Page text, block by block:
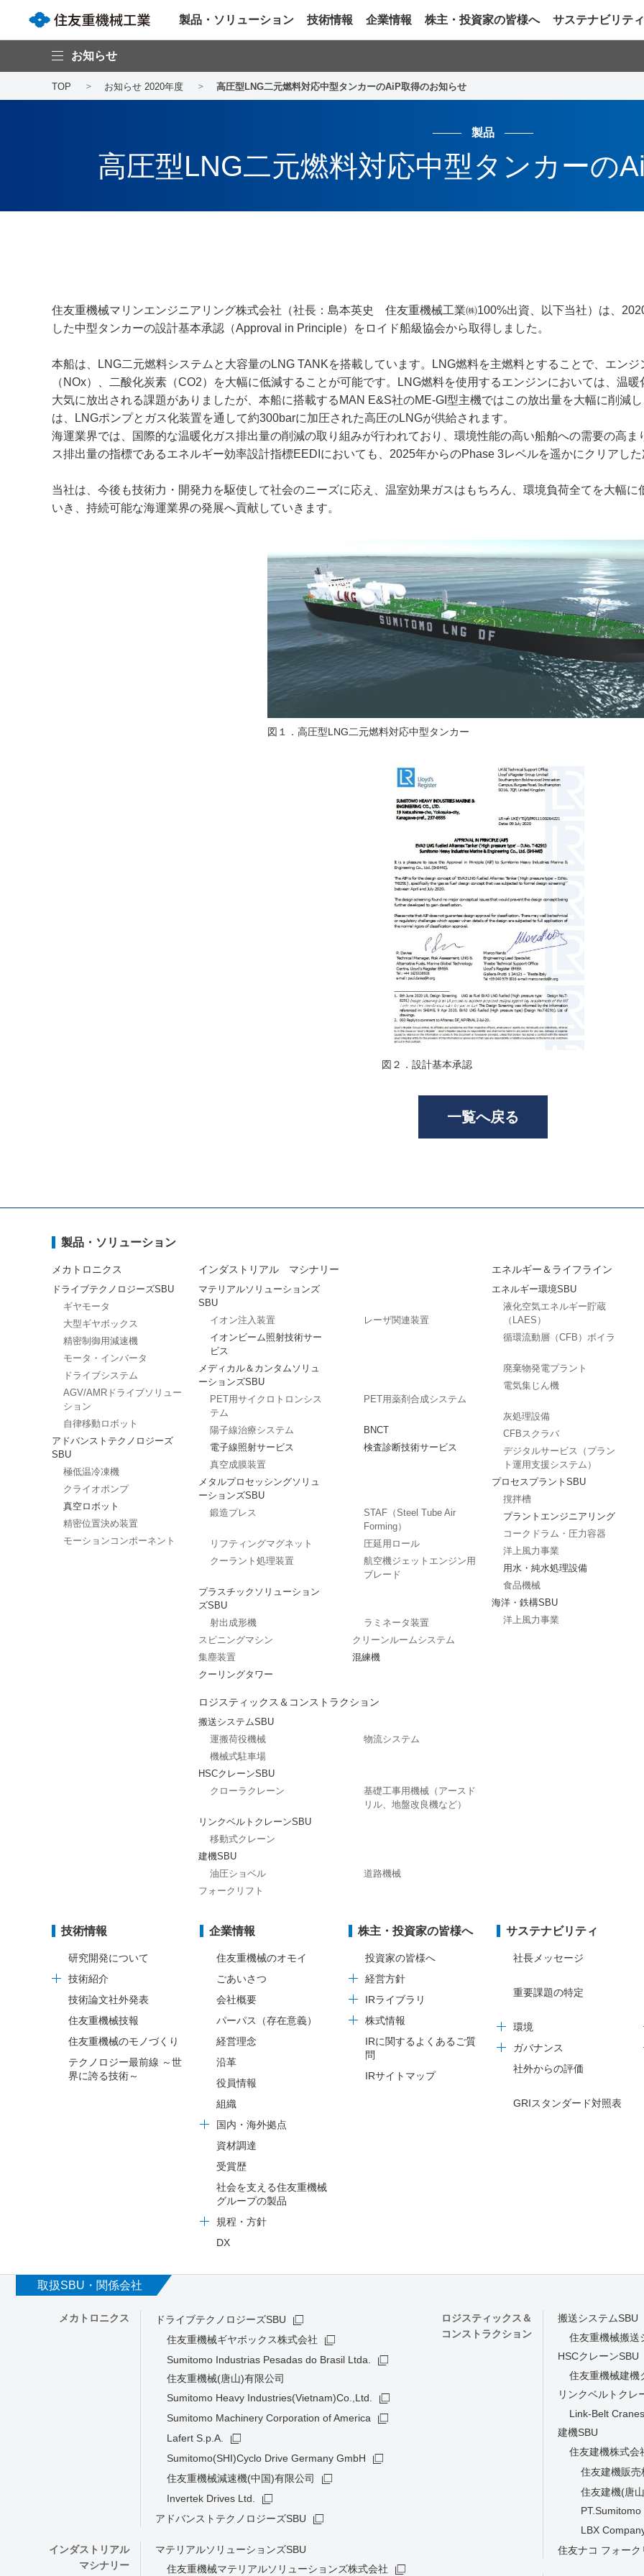
製品・ソリューション 技術情報 企業情報 株主・投資家の皆様へ サステナビリティ
お知らせ
TOP お知らせ 2020年度 高圧型LNG二元燃料対応中型タンカーのAiP取得のお知らせ
製品
高圧型LNG二元燃料対応中型タンカーの
住友重機械マリンエンジニアリング株式会社（社長：島本英史 住友重機械工業㈱100%出資、以下当社）は、
した中型タンカーの設計基本承認（Approval in Principle）をロイド船級協会から取得しました。
本船は、LNG二元燃料システムと大容量のLNG TANKを搭載しています。LNG燃料を主燃料とすることで、エン
（NOx）、二酸化炭素（CO2）を大幅に低減することが可能です。LNG燃料を使用するエンジンにおいては、温
大気に放出される課題がありましたが、本船に搭載するMAN E&S社のME-GI型主機ではこの放出量を大幅に削減
は、LNGポンプとガス化装置を通して約300barに加圧された高圧のLNGが供給されます。
海運業界では、国際的な温暖化ガス排出量の削減の取り組みが行われており、環境性能の高い船舶への需要の高
ス排出量の指標であるエネルギー効率設計指標EEDIにおいても、2025年からのPhase 3レベルを遥かにクリアし
当社は、今後も技術力・開発力を駆使して社会のニーズに応え、温室効果ガスはもちろん、環境負荷全てを大幅
いき、持続可能な海運業界の発展へ貢献していきます。
図１．高圧型LNG二元燃料対応中型タンカー
図２．設計基本承認
一覧へ戻る
製品・ソリューション
メカトロニクス
ドライブテクノロジーズSBU
ギヤモータ
大型ギヤボックス
精密制御用減速機
モータ・インバータ
ドライブシステム
AGV/AMRドライブソリュー
ション
自律移動ロボット
アドバンストテクノロジーズ
SBU
極低温冷凍機
クライオポンプ
真空ロボット
精密位置決め装置
モーションコンポーネント
インダストリアル マシナリー
マテリアルソリューションズ
SBU
イオン注入装置
レーザ関連装置
イオンビーム照射技術サー
ビス
メディカル＆カンタムソリュ
ーションズSBU
PET用サイクロトロンシス
テム
PET用薬剤合成システム
陽子線治療システム
BNCT
電子線照射サービス
検査診断技術サービス
真空成膜装置
メタルプロセッシングソリュ
ーションズSBU
鍛造プレス
STAF（Steel Tube Air
Forming）
リフティングマグネット
圧延用ロール
クーラント処理装置
航空機ジェットエンジン用
ブレード
プラスチックソリューション
ズSBU
射出成形機
ラミネータ装置
スピニングマシン
クリーンルームシステム
集塵装置
混練機
クーリングタワー
ロジスティックス＆コンストラクション
搬送システムSBU
運搬荷役機械
物流システム
機械式駐車場
HSCクレーンSBU
クローラクレーン
基礎工事用機械（アースド
リル、地盤改良機など）
リンクベルトクレーンSBU
移動式クレーン
建機SBU
油圧ショベル
道路機械
フォークリフト
エネルギー＆ライフライン
エネルギー環境SBU
液化空気エネルギー貯蔵
（LAES）
循環流動層（CFB）ボイラ
廃棄物発電プラント
電気集じん機
灰処理設備
CFBスクラバ
デジタルサービス（プラン
ト運用支援システム）
プロセスプラントSBU
撹拌槽
プラントエンジニアリング
コークドラム・圧力容器
洋上風力事業
用水・純水処理設備
食品機械
海洋・鉄構SBU
洋上風力事業
技術情報
研究開発について
技術紹介
技術論文社外発表
住友重機械技報
住友重機械のモノづくり
テクノロジー最前線 ～世
界に誇る技術～
企業情報
住友重機械のオモイ
ごあいさつ
会社概要
パーパス（存在意義）
経営理念
沿革
役員情報
組織
国内・海外拠点
資材調達
受賞歴
社会を支える住友重機械
グループの製品
規程・方針
DX
株主・投資家の皆様へ
投資家の皆様へ
経営方針
IRライブラリ
株式情報
IRに関するよくあるご質
問
IRサイトマップ
サステナビリティ
社長メッセージ
重要課題の特定
環境
ガバナンス
社外からの評価
GRIスタンダード対照表
取扱SBU・関係会社
メカトロニクス
ドライブテクノロジーズSBU
住友重機械ギヤボックス株式会社
Sumitomo Industrias Pesadas do Brasil Ltda.
住友重機械(唐山)有限公司
Sumitomo Heavy Industries(Vietnam)Co.,Ltd.
Sumitomo Machinery Corporation of America
Lafert S.p.A.
Sumitomo(SHI)Cyclo Drive Germany GmbH
住友重機械減速機(中国)有限公司
Invertek Drives Ltd.
アドバンストテクノロジーズSBU
インダストリアル
マシナリー
マテリアルソリューションズSBU
住友重機械マテリアルソリューションズ株式会社
ロジスティックス＆
コンストラクション
搬送システムSBU
住友重機械搬送
HSCクレーンSBU
住友重機械建機
リンクベルトクレ
Link-Belt Cranes
建機SBU
住友建機株式会
住友建機販売
住友建機(唐
LBX
住友ナコ フォー